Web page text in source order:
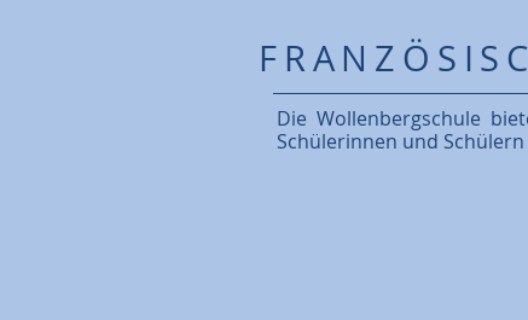
Die Wollenbergschule
Schülerinnen und